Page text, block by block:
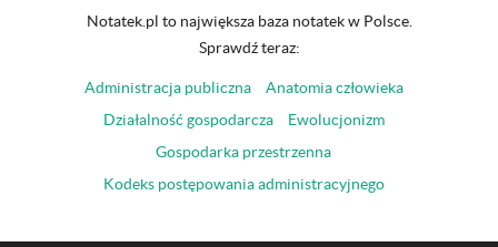
Notatek.pl to największa baza notatek w Polsce.
Sprawdź teraz:
Administracja publiczna
Anatomia człowieka
Działalność gospodarcza
Ewolucjonizm
Gospodarka przestrzenna
Kodeks postępowania administracyjnego